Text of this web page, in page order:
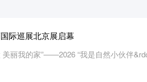
际巡展北京展启幕
美丽我的家”——2026 “我是自然小伙伴